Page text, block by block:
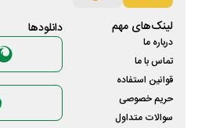
لینک‌های مهم
درباره ما
تماس با ما
قوانین استفاده
حریم خصوصی
سوالات متداول
دانلود‌ها